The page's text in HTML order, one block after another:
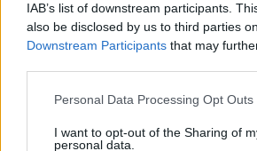
IAB’s list of downstream participants.
also be disclosed by us to third parties
Downstream Participants that may
Personal Data Processing Opt Outs
I want to opt-out of the Sharing of
personal data.
sienos.
Skaityti daugiau